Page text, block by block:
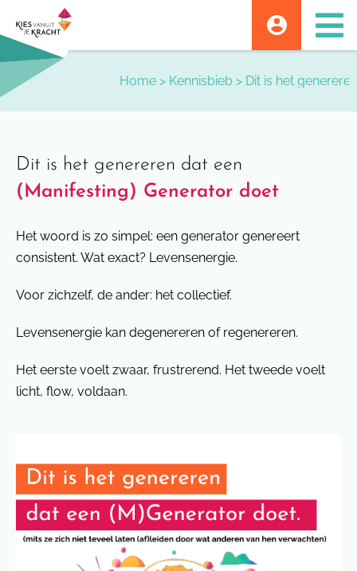
to
content
Home > Kennisbieb > Dit is het
Dit is het genereren dat een
(Manifesting) Generator doet
Het woord is zo simpel: een generator genereert
consistent. Wat exact? Levensenergie.
Voor zichzelf, de ander: het collectief.
Levensenergie kan degenereren of regenereren.
Het eerste voelt zwaar, frustrerend. Het tweede voelt
licht, flow, voldaan.